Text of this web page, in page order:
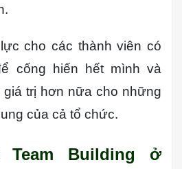
cho các thành viên có
cống hiến hết mình và
giá trị hơn nữa cho những
của cả tổ chức.
Building ở